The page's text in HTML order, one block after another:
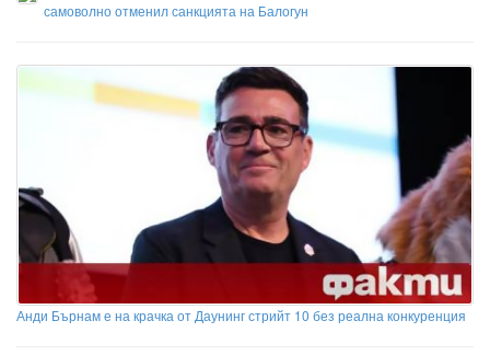
самоволно отменил санкцията на Балогун
Анди Бърнам е на крачка от Даунинг стрийт 10 без реална конкуренция